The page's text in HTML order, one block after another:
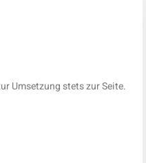
Umsetzung stets zur Seite.